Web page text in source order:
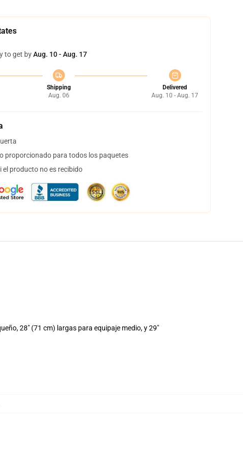
to get byAug. 10 - Aug. 17
Shipping
Aug. 06
Delivered
Aug. 10 - Aug. 17
proporcionado para todos los paquetes
el producto no es recibido
28" (71 cm) largas para equipaje medio, y 29"